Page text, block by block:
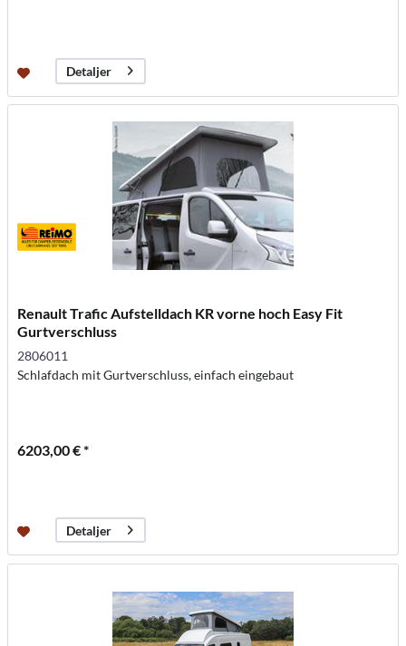
Detaljer
Renault Trafic Aufstelldach KR vorne hoch Easy Fit
Gurtverschluss
2806011
Schlafdach mit Gurtverschluss, einfach eingebaut
6203,00 € *
Detaljer